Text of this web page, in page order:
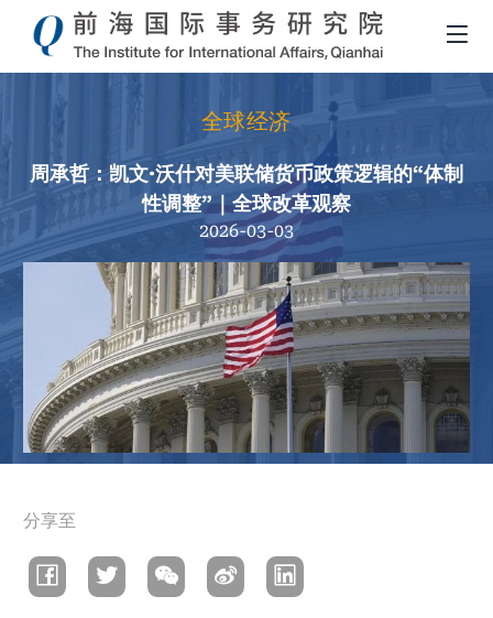
全球经济
周承哲：凯文·沃什对美联储货币政策逻辑的“体制
性调整”｜全球改革观察
2026-03-03
包
屑
分享至